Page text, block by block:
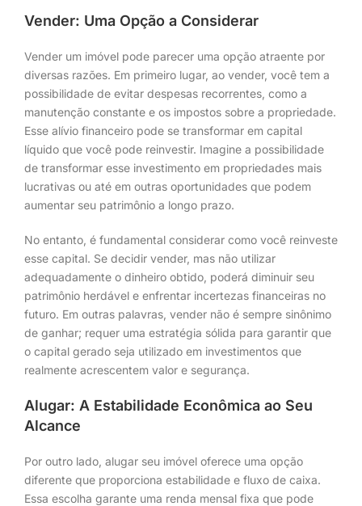
Vender: Uma Opção a Considerar
Vender um imóvel pode parecer uma opção atraente por
diversas razões. Em primeiro lugar, ao vender, você tem a
possibilidade de evitar despesas recorrentes, como a
manutenção constante e os impostos sobre a propriedade.
Esse alívio financeiro pode se transformar em capital
líquido que você pode reinvestir. Imagine a possibilidade
de transformar esse investimento em propriedades mais
lucrativas ou até em outras oportunidades que podem
aumentar seu patrimônio a longo prazo.
No entanto, é fundamental considerar como você reinveste
esse capital. Se decidir vender, mas não utilizar
adequadamente o dinheiro obtido, poderá diminuir seu
patrimônio herdável e enfrentar incertezas financeiras no
futuro. Em outras palavras, vender não é sempre sinônimo
de ganhar; requer uma estratégia sólida para garantir que
o capital gerado seja utilizado em investimentos que
realmente acrescentem valor e segurança.
Alugar: A Estabilidade Econômica ao Seu
Alcance
Por outro lado, alugar seu imóvel oferece uma opção
diferente que proporciona estabilidade e fluxo de caixa.
Essa escolha garante uma renda mensal fixa que pode